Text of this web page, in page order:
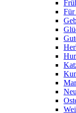
Für